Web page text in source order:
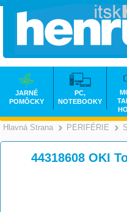
Hlavná Strana PERIFÉRIE
44318608 OKI
JARNÉ
POMÔCKY
PC,
NOTEBOOKY